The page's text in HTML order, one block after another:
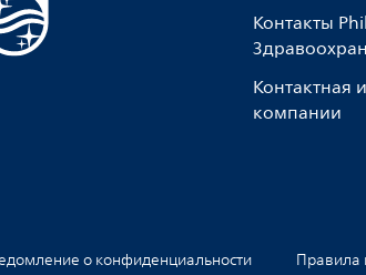
Контакты
компании
о конфиденциальности Правила